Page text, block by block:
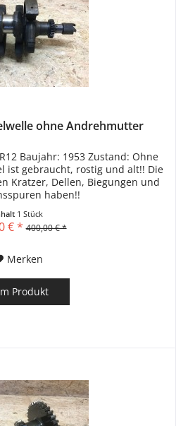
ohne Andrehmutter
Baujahr: 1953 Zustand: Ohne
ist gebraucht, rostig und alt!! Die
Kratzer, Dellen, Biegungen und
haben!!
1 Stück
€ * 400,00 € *
Merken
Produkt